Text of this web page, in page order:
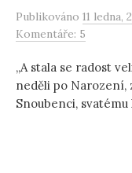
Publikováno 11 ledna,
Komentáře: 5
„A stala se radost
neděli po Narození,
Snoubenci, svatému